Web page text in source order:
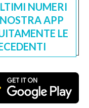
NUMERI
APP
LE